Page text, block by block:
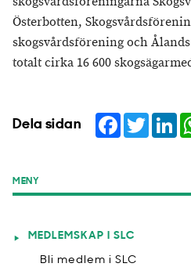
Österbotten,
skogsvårdsförening och
totalt cirka 16 600
Dela sidan Facebook
Twitter
MENY
MEDLEMSKAP I SLC
Bli medlem i SLC